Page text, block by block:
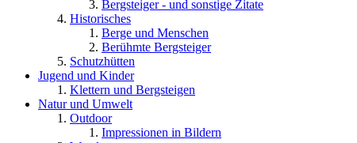
Bergsteiger - und sonstige Zitate
Historisches
Berge und Menschen
Berühmte Bergsteiger
Schutzhütten
Jugend und Kinder
Klettern und Bergsteigen
Natur und Umwelt
Outdoor
Impressionen in Bildern